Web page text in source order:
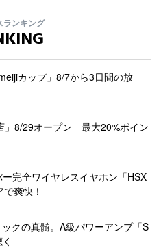
ランキング
カップ」8/7から3日間の放
」8/29オープン 最大20%ポイン
完全ワイヤレスイヤホン「HSX
爽快！
クの真髄。A級パワーアンプ「S